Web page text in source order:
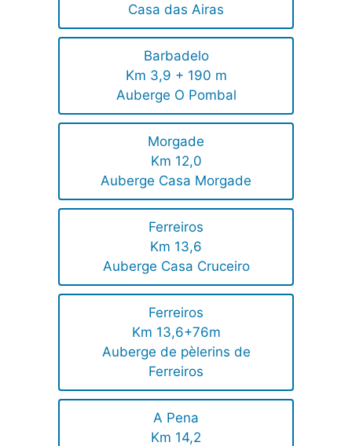
Casa das Airas
Barbadelo
Km 3,9 + 190 m
Auberge O Pombal
Morgade
Km 12,0
Auberge Casa Morgade
Ferreiros
Km 13,6
Auberge Casa Cruceiro
Ferreiros
Km 13,6+76m
Auberge de pèlerins de
Ferreiros
A Pena
Km 14,2